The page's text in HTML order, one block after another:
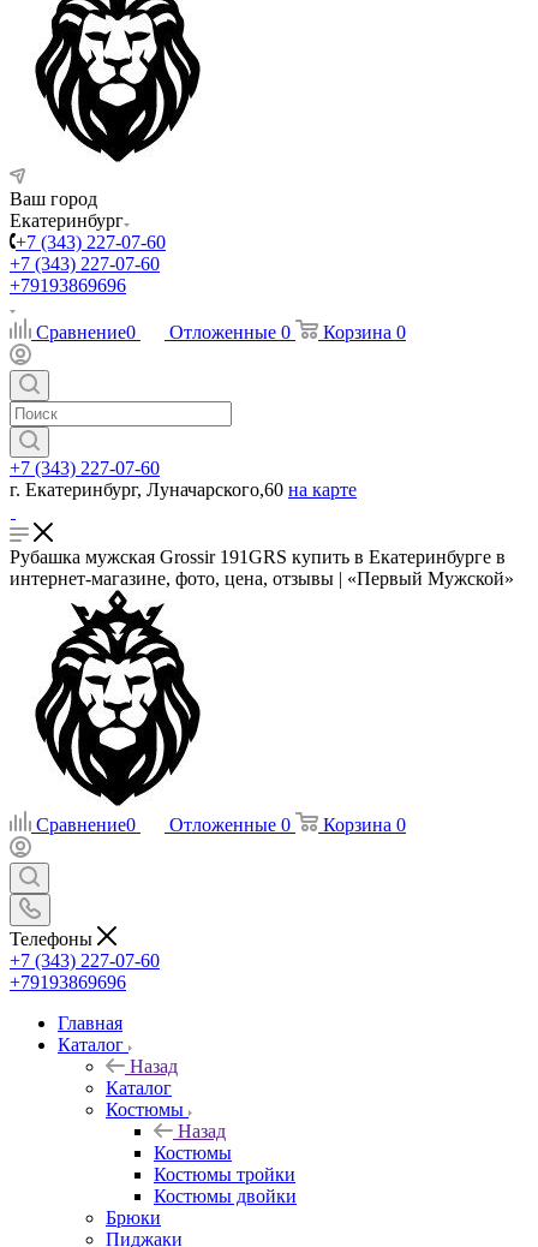
Ваш город
Екатеринбург
+7 (343) 227-07-60
+7 (343) 227-07-60
+79193869696
Сравнение0 Отложенные 0 Корзина 0
+7 (343) 227-07-60
г. Екатеринбург, Луначарского,60 на карте
Рубашка мужская Grossir 191GRS купить в Екатеринбурге в
интернет-магазине, фото, цена, отзывы | «Первый Мужской»
Сравнение0 Отложенные 0 Корзина 0
Телефоны
+7 (343) 227-07-60
+79193869696
Главная
Каталог
Назад
Каталог
Костюмы
Назад
Костюмы
Костюмы тройки
Костюмы двойки
Брюки
Пиджаки